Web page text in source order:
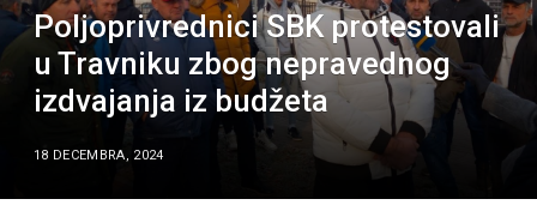
Poljoprivrednici SBK protestovali
u Travniku zbog nepravednog
izdvajanja iz budžeta
18 DECEMBRA, 2024